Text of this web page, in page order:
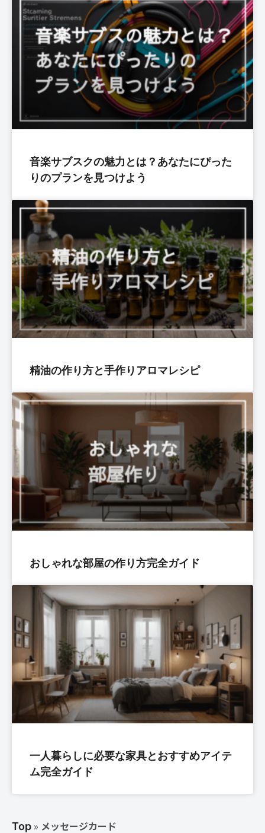
音楽サブスクの魅力とは？あなたにぴった
りのプランを見つけよう
精油の作り方と手作りアロマレシピ
おしゃれな部屋の作り方完全ガイド
一人暮らしに必要な家具とおすすめアイテ
ム完全ガイド
Top » メッセージカード